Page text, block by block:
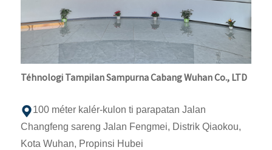
Téhnologi Tampilan Sampurna Cabang Wuhan Co., LTD
100 méter kalér-kulon ti parapatan Jalan
Changfeng sareng Jalan Fengmei, Distrik Qiaokou,
Kota Wuhan, Propinsi Hubei